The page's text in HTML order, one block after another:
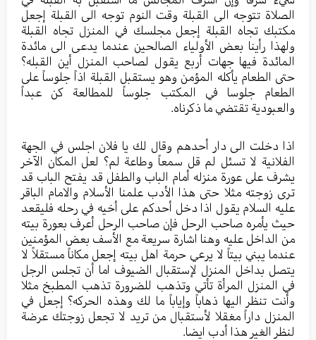
الصلاة تتوجه الى القبلة وقت النوم توجه الى القبلة إجعل
مكتبك تجاه القبلة إجعل مجلسك في المنزل تجاه القبلة
ولهذا رأينا بعض الأولياء الصالحين عندما يدعى الى مائدة
المائدة فيها جهات أربع يقول لصاحب المنزل أين القبله؟
حتى الطعام يأكله المؤمن وهو يستقبل القبلة اذاً جلوساً على
الطعام جلوسا في المكتب جلوساً للمطالعة كن عبداً
والعبودية تقتضي ما ذكرناه.
اذا دخلت الى دار أحدهم وقال لك يا فلان اجلس في الجهة
الفلانية لا تسئل لم قل سمعاً وطاعة لم؟ لعل المكان الآخر
يشرف على عورة منزله أمام الباب والطفل قد يفتح الباب قد
ترى زوجته مثلا حتى هذا الأدب علمنا الأسلام والامام الباقر
عليه السلام يقول اذا دخل أحدكم على أخيه في رحله فليقعد
حيث يأمره صاحب الرحل فإن صاحب الرحل أعرف بعورة بيته
من الداخل عليه وهنا اشارة سريعة مع الأسف بعض المؤمنين
عندما يبني بيتاً لا يرعي حرمة اهل بيته إجعل مكاناً مستقلاً لا
يتصل بداخل المنزل لإستقبال الضيوف اما أن تجلس الرجل
في المنزل المرأة تأتي وتذهب للضرورة تذهب المطبخ مثلا
وأنت تنظر اليها ذهاباً وإياباً ما لك وهذه الحركه؟ إجعل في
المنزل داراً مغقلا لأستقبال من تريد لا تجعل زوجتك عرضة
لنظر الغير هذا أدب ايضا.